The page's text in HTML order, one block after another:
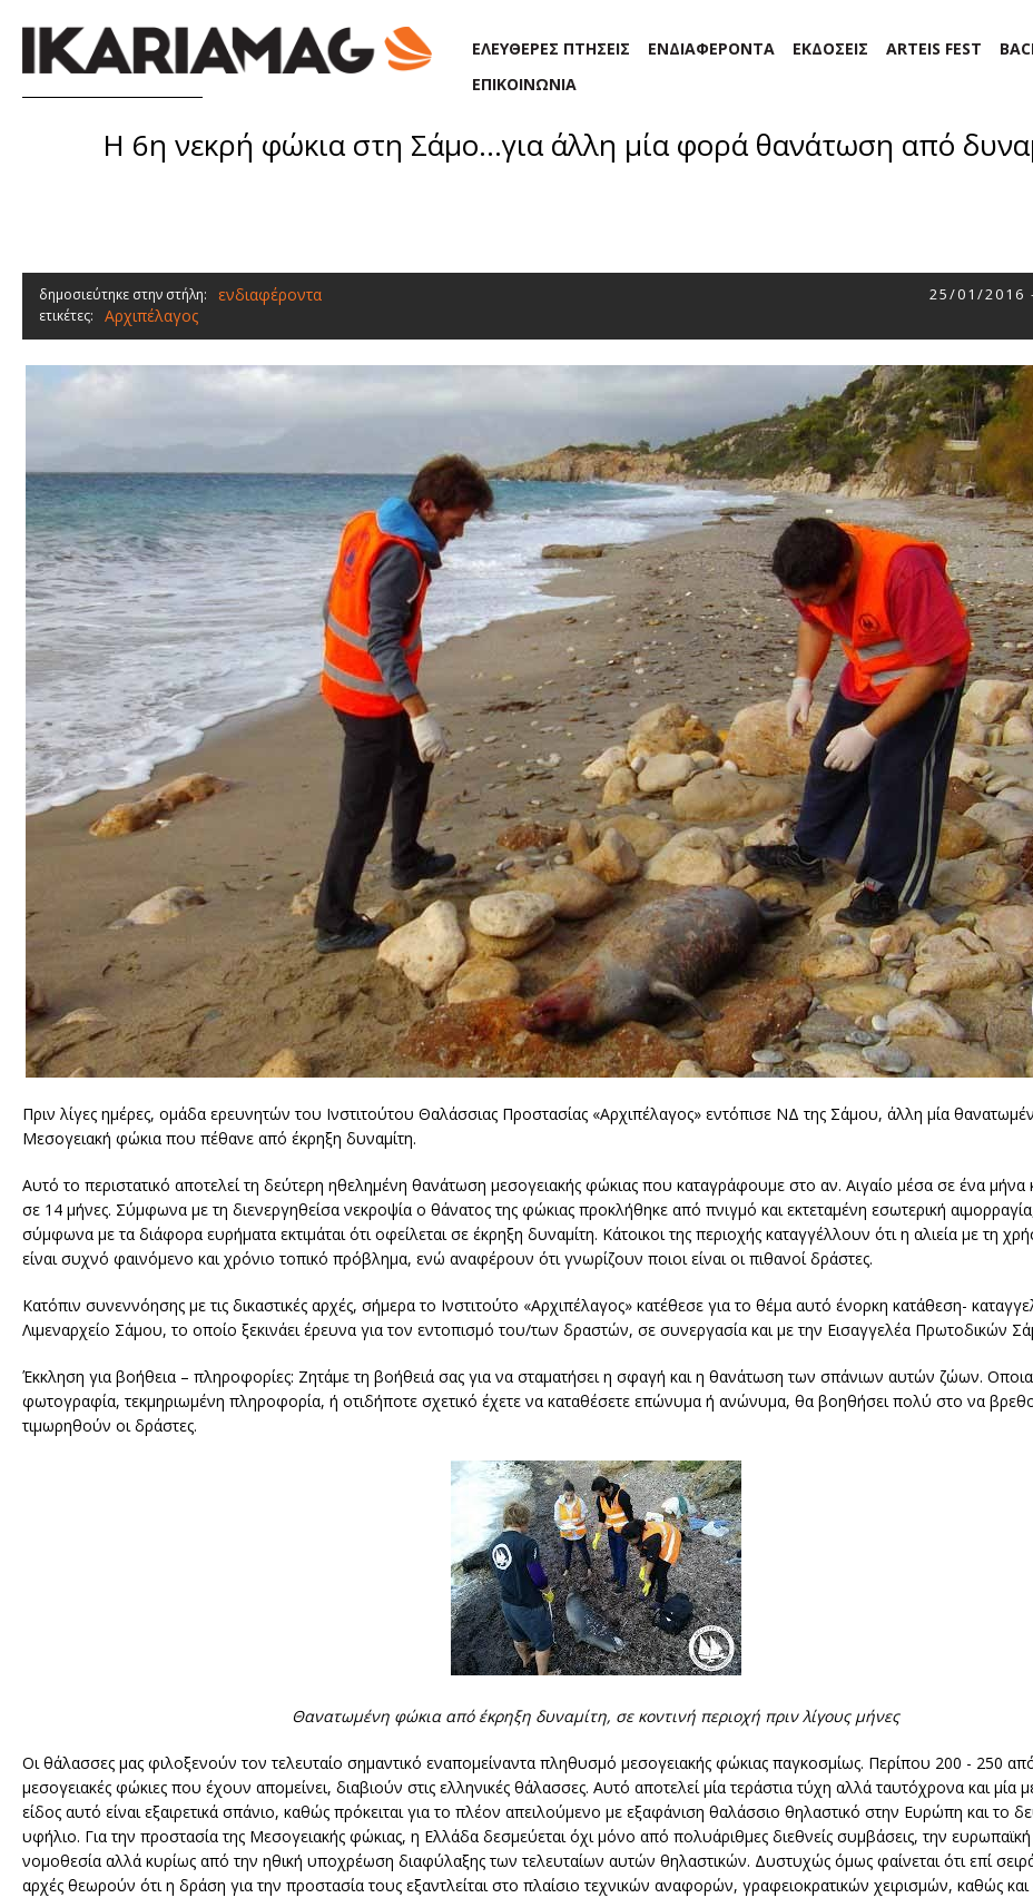
ΕΛΕΥΘΕΡΕΣ ΠΤΗΣΕΙΣ ΕΝΔΙΑΦΕΡΟΝΤΑ ΕΚΔΟΣΕΙΣ ARTEIS FEST
ΕΠΙΚΟΙΝΩΝΙΑ
Η 6η νεκρή φώκια στη Σάμο…για άλλη μία φορά θανάτωση από
δημοσιεύτηκε στην στήλη: ενδιαφέροντα 25/01/2016
ετικέτες: Αρχιπέλαγος
Πριν λίγες ημέρες, ομάδα ερευνητών του Ινστιτούτου Θαλάσσιας Προστασίας «Αρχιπέλαγος» εντόπισε ΝΔ της Σάμου, άλλη μία
Μεσογειακή φώκια που πέθανε από έκρηξη δυναμίτη.
Αυτό το περιστατικό αποτελεί τη δεύτερη ηθελημένη θανάτωση μεσογειακής φώκιας που καταγράφουμε στο αν. Αιγαίο μέσα σε ένα μήνα
σε 14 μήνες. Σύμφωνα με τη διενεργηθείσα νεκροψία ο θάνατος της φώκιας προκλήθηκε από πνιγμό και εκτεταμένη εσωτερική
σύμφωνα με τα διάφορα ευρήματα εκτιμάται ότι οφείλεται σε έκρηξη δυναμίτη. Κάτοικοι της περιοχής καταγγέλλουν ότι η αλιεία με τη
είναι συχνό φαινόμενο και χρόνιο τοπικό πρόβλημα, ενώ αναφέρουν ότι γνωρίζουν ποιοι είναι οι πιθανοί δράστες.
Κατόπιν συνεννόησης με τις δικαστικές αρχές, σήμερα το Ινστιτούτο «Αρχιπέλαγος» κατέθεσε για το θέμα αυτό ένορκη κατάθεση-
Λιμεναρχείο Σάμου, το οποίο ξεκινάει έρευνα για τον εντοπισμό του/των δραστών, σε συνεργασία και με την Εισαγγελέα Πρωτοδικών
Έκκληση για βοήθεια – πληροφορίες: Ζητάμε τη βοήθειά σας για να σταματήσει η σφαγή και η θανάτωση των σπάνιων αυτών ζώων.
φωτογραφία, τεκμηριωμένη πληροφορία, ή οτιδήποτε σχετικό έχετε να καταθέσετε επώνυμα ή ανώνυμα, θα βοηθήσει πολύ στο να
τιμωρηθούν οι δράστες.
Θανατωμένη φώκια από έκρηξη δυναμίτη, σε κοντινή περιοχή πριν λίγους μήνες
Οι θάλασσες μας φιλοξενούν τον τελευταίο σημαντικό εναπομείναντα πληθυσμό μεσογειακής φώκιας παγκοσμίως. Περίπου 200 - 250
μεσογειακές φώκιες που έχουν απομείνει, διαβιούν στις ελληνικές θάλασσες. Αυτό αποτελεί μία τεράστια τύχη αλλά ταυτόχρονα και μία
είδος αυτό είναι εξαιρετικά σπάνιο, καθώς πρόκειται για το πλέον απειλούμενο με εξαφάνιση θαλάσσιο θηλαστικό στην Ευρώπη και το
υφήλιο. Για την προστασία της Μεσογειακής φώκιας, η Ελλάδα δεσμεύεται όχι μόνο από πολυάριθμες διεθνείς συμβάσεις, την ευρωπαϊκή
νομοθεσία αλλά κυρίως από την ηθική υποχρέωση διαφύλαξης των τελευταίων αυτών θηλαστικών. Δυστυχώς όμως φαίνεται ότι επί
αρχές θεωρούν ότι η δράση για την προστασία τους εξαντλείται στο πλαίσιο τεχνικών αναφορών, γραφειοκρατικών χειρισμών, καθώς